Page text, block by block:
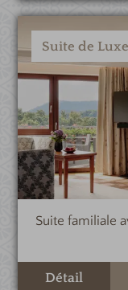
Suite familiale
espace de vie
balcon
Détail